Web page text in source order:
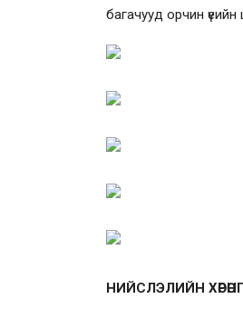
багачууд орчин
НИЙСЛЭЛИЙН